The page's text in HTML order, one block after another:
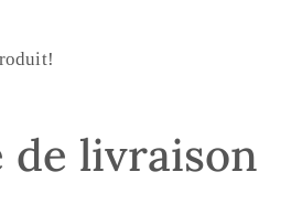
de livraison